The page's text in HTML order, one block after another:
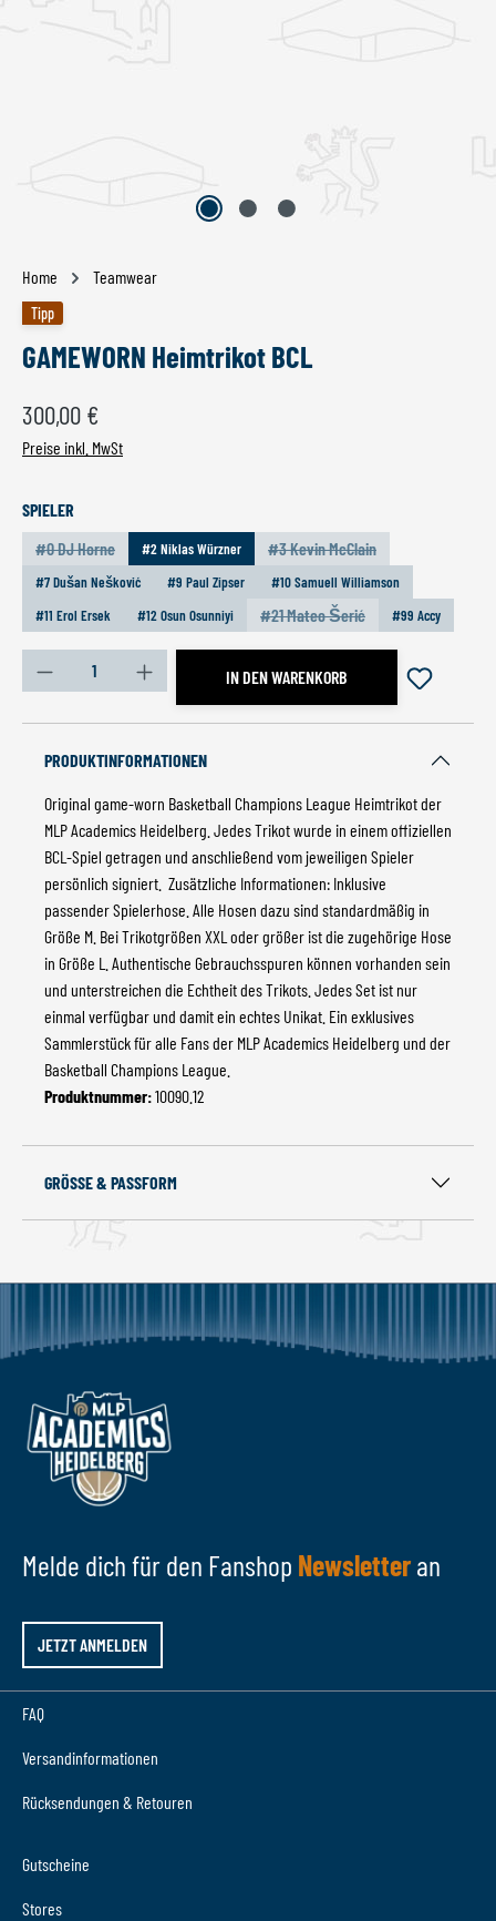
Home Teamwear
Tipp
GAMEWORN Heimtrikot BCL
Regulärer Preis:
300,00 €
Preise inkl. MwSt
SPIELERAUSWÄHLEN
#0 DJ Horne
(Diese Option ist zurzeit nicht verfügbar.)
#2 Niklas Würzner #3 Kevin McClain
(Diese Option ist zurzeit nicht
#7 Dušan Nešković #9 Paul Zipser
#10 Samuell Williamson
#11 Erol Ersek
#12 Osun Osunniyi #21 Mateo Šerić
(Diese Option ist zurzeit nicht
#99 Accy
Produkt Anzahl: Gib den gewünschten Wert ein oder
IN DEN WARENKORB
PRODUKTINFORMATIONEN
Original game-worn Basketball Champions League Heimtrikot der
MLP Academics Heidelberg. Jedes Trikot wurde in einem offiziellen
BCL-Spiel getragen und anschließend vom jeweiligen Spieler
persönlich signiert. Zusätzliche Informationen: Inklusive
passender Spielerhose. Alle Hosen dazu sind standardmäßig in
Größe M. Bei Trikotgrößen XXL oder größer ist die zugehörige Hose
in Größe L. Authentische Gebrauchsspuren können vorhanden sein
und unterstreichen die Echtheit des Trikots. Jedes Set ist nur
einmal verfügbar und damit ein echtes Unikat. Ein exklusives
Sammlerstück für alle Fans der MLP Academics Heidelberg und der
Basketball Champions League.
Produktnummer:10090.12
GRÖSSE & PASSFORM
Melde dich für den Fanshop Newsletteran
JETZT ANMELDEN
FAQ
Versandinformationen
Rücksendungen & Retouren
Gutscheine
Stores